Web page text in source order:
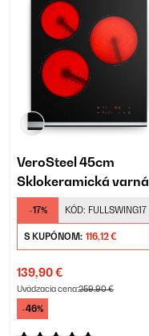
VeroSteel 45cm
Sklokeramická varná
doska 3 Varné zóny
Čierna
-17% KÓD: FULLSWING17
S KUPÓNOM: 116,12 €
139,90 €
Uvádzacia cena:259,90 €
-46%